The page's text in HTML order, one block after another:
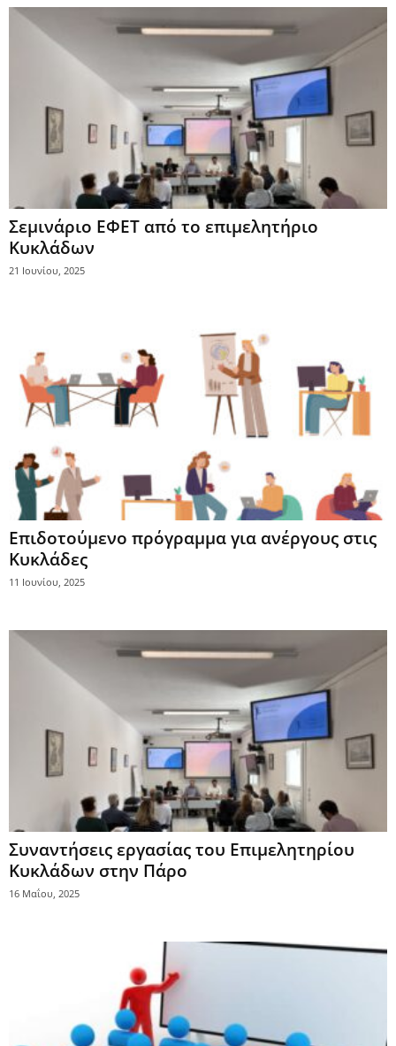
Σεμινάριο ΕΦΕΤ από το επιμελητήριο
Κυκλάδων
21 Ιουνίου, 2025
Επιδοτούμενο πρόγραμμα για ανέργους στις
Κυκλάδες
11 Ιουνίου, 2025
Συναντήσεις εργασίας του Επιμελητηρίου
Κυκλάδων στην Πάρο
16 Μαΐου, 2025